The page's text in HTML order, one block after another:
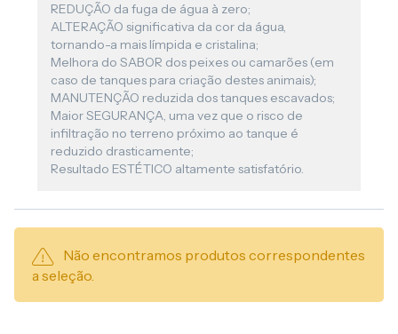
REDUÇÃO da fuga de água à zero;
ALTERAÇÃO significativa da cor da água,
tornando-a mais límpida e cristalina;
Melhora do SABOR dos peixes ou camarões (em
caso de tanques para criação destes animais);
MANUTENÇÃO reduzida dos tanques escavados;
Maior SEGURANÇA, uma vez que o risco de
infiltração no terreno próximo ao tanque é
reduzido drasticamente;
Resultado ESTÉTICO altamente satisfatório.
Não encontramos produtos correspondentes
a seleção.